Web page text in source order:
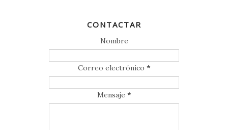
CONTACTAR
Nombre
Correo electrónico *
Mensaje *